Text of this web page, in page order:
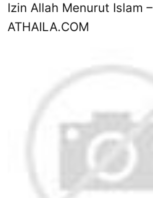
Izin Allah Menurut Islam –
ATHAILA.COM